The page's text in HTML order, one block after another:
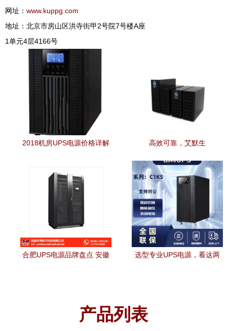
网址： www.kuppg.com
地址：北京市房山区洪寺街甲2号院7号楼A座
1单元4层4166号
2018机房UPS电源价格详解
高效可靠，艾默生
广东用户保障电力安全
合肥UPS电源品牌盘点 安徽
选型专业UPS电源，看这两
产品列表